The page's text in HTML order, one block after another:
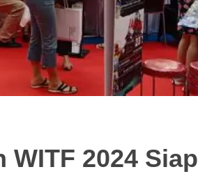
2024 Siap